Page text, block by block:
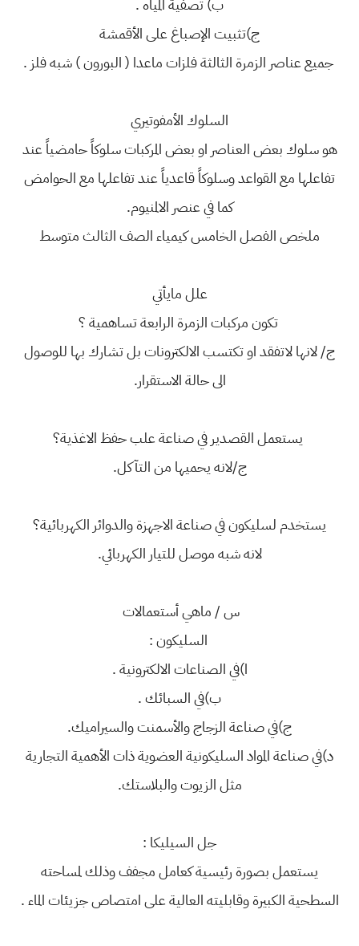
ب) تصفية المياه .
ج)تثبيت الإصباغ على الأقمشة
جميع عناصر الزمرة الثالثة فلزات ماعدا ( البورون ) شبه فلز .
السلوك الأمفوتيري
هو سلوك بعض العناصر او بعض المركبات سلوكاً حامضياً عند
تفاعلها مع القواعد وسلوكاً قاعدياً عند تفاعلها مع الحوامض
كما في عنصر الالمنيوم.
ملخص الفصل الخامس كيمياء الصف الثالث متوسط
علل مايأتي
تكون مركبات الزمرة الرابعة تساهمية ؟
ج/ لانها لاتفقد او تكتسب الالكترونات بل تشارك بها للوصول
الى حالة الاستقرار.
يستعمل القصدير في صناعة علب حفظ الاغذية؟
ج/لانه يحميها من التآكل.
يستخدم لسليكون في صناعة الاجهزة والدوائر الكهربائية؟
لانه شبه موصل للتيار الكهربائي.
س / ماهي أستعمالات
السليكون :
ا)في الصناعات الالكترونية .
ب)في السبائك .
ج)في صناعة الزجاج والأسمنت والسيراميك.
د)في صناعة المواد السليكونية العضوية ذات الأهمية التجارية
مثل الزيوت والبلاستك.
جل السيليكا :
يستعمل بصورة رئيسية كعامل مجفف وذلك لمساحته
السطحية الكبيرة وقابليته العالية على امتصاص جزيئات الماء .